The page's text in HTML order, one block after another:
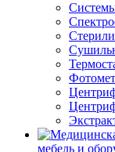
мебель и